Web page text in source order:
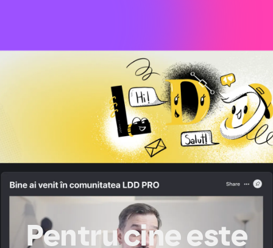
Pentru cine este